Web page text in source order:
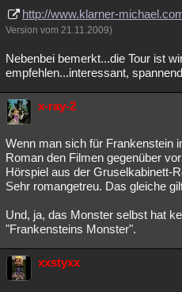
http://www.klarner-
Version vom 21.11.2009)
Nebenbei bemerkt...die Tour ist
empfehlen...interessant,
x-ray-2
Wenn man sich für Frankenstein
Roman den Filmen gegenüber
Hörspiel aus der Gruselkabinett-
Sehr romangetreu. Das gleiche
Und, ja, das Monster selbst hat
"Frankensteins Monster".
xxstyxx